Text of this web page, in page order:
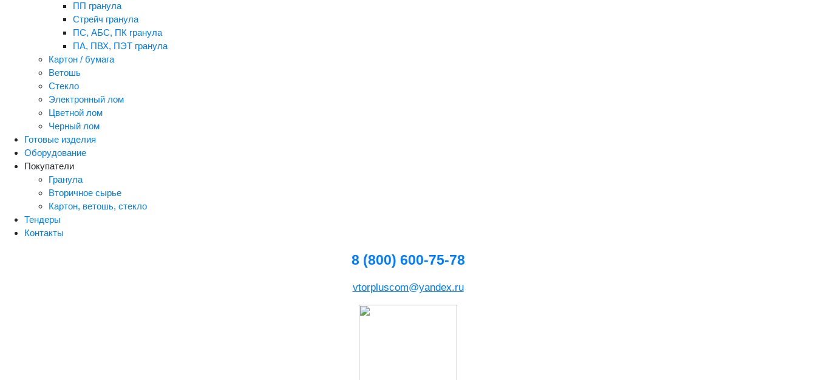
ПП гранула
Стрейч гранула
ПС, АБС, ПК гранула
ПА, ПВХ, ПЭТ гранула
Картон / бумага
Ветошь
Стекло
Электронный лом
Цветной лом
Черный лом
Готовые изделия
Оборудование
Покупатели
Гранула
Вторичное сырье
Картон, ветошь, стекло
Тендеры
Контакты
8 (800) 600-75-78
vtorpluscom@yandex.ru